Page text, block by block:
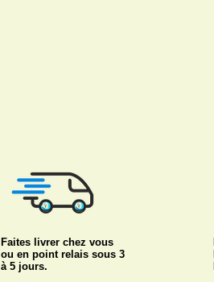
Faites livrer chez vous
ou en point relais sous 3
à 5 jours.